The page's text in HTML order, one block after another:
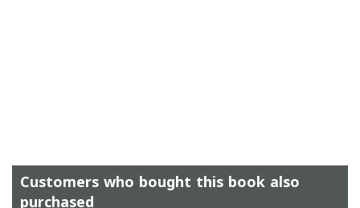
Customers who bought this book also
purchased